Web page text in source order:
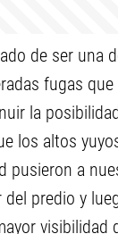
de ser una
fugas
la
los altos
pusieron a
predio y
visibilidad